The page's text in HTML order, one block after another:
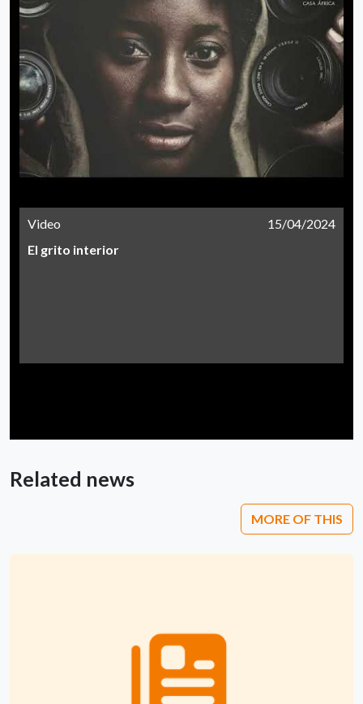
Video
15/04/2024
El grito interior
Related news
MORE OF THIS